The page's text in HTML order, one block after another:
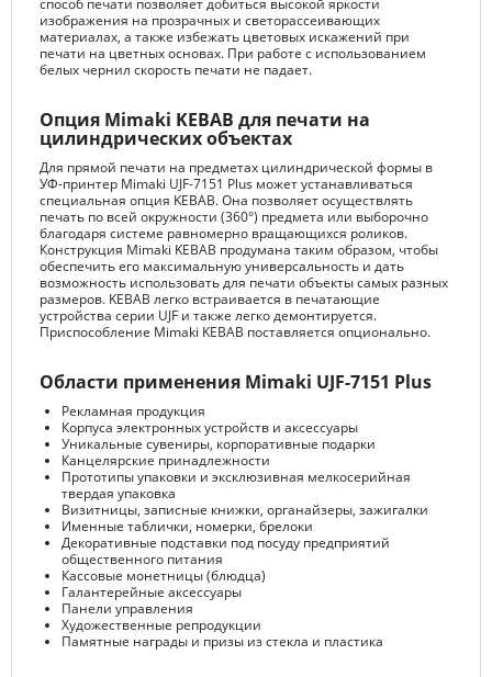
изображения на прозрачных и светорассеивающих
материалах, а также избежать цветовых искажений при
печати на цветных основах. При работе с использованием
белых чернил скорость печати не падает.
Опция Mimaki KEBAB для печати на
цилиндрических объектах
Для прямой печати на предметах цилиндрической формы в
УФ-принтер Mimaki UJF-7151 Plus может устанавливаться
специальная опция KEBAB. Она позволяет осуществлять
печать по всей окружности (360°) предмета или выборочно
благодаря системе равномерно вращающихся роликов.
Конструкция Mimaki KEBAB продумана таким образом, чтобы
обеспечить его максимальную универсальность и дать
возможность использовать для печати объекты самых разных
размеров. KEBAB легко встраивается в печатающие
устройства серии UJF и также легко демонтируется.
Приспособление Mimaki KEBAB поставляется опционально.
Области применения Mimaki UJF-7151 Plus
Рекламная продукция
Корпуса электронных устройств и аксессуары
Уникальные сувениры, корпоративные подарки
Канцелярские принадлежности
Прототипы упаковки и эксклюзивная мелкосерийная
твердая упаковка
Визитницы, записные книжки, органайзеры, зажигалки
Именные таблички, номерки, брелоки
Декоративные подставки под посуду предприятий
общественного питания
Кассовые монетницы (блюдца)
Галантерейные аксессуары
Панели управления
Художественные репродукции
Памятные награды и призы из стекла и пластика